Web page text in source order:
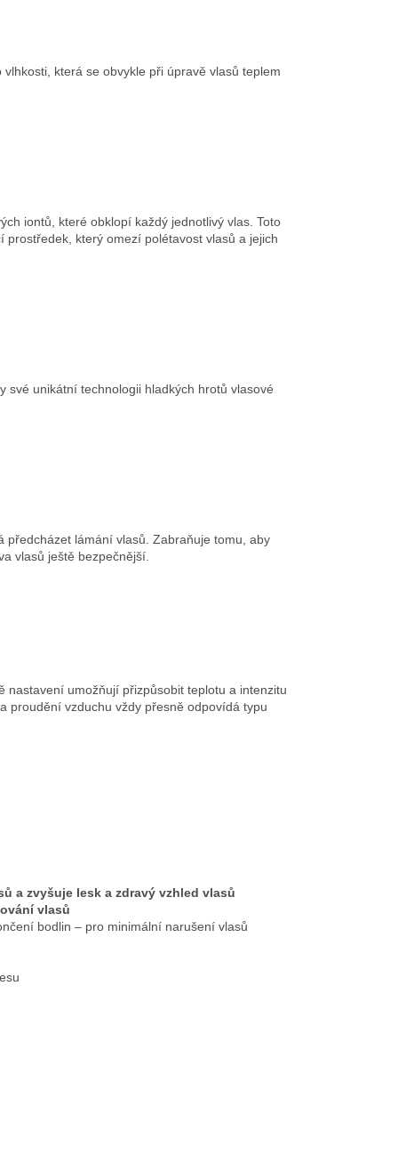
která se obvykle při úpravě vlasů teplem
iontů, které obklopí každý jednotlivý vlas. Toto
který omezí polétavost vlasů a jejich
unikátní technologii hladkých hrotů vlasové
lámání vlasů. Zabraňuje tomu, aby
vlasů ještě bezpečnější.
umožňují přizpůsobit teplotu a intenzitu
proudění vzduchu vždy přesně odpovídá typu
a zvyšuje lesk a zdravý vzhled vlasů
vlasů
bodlin – pro minimální narušení vlasů